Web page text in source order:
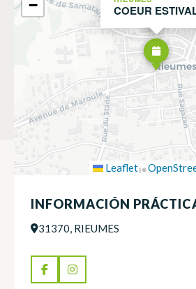
COEUR
−
Leaflet|©
INFORMACIÓN
31370, RIEUMES